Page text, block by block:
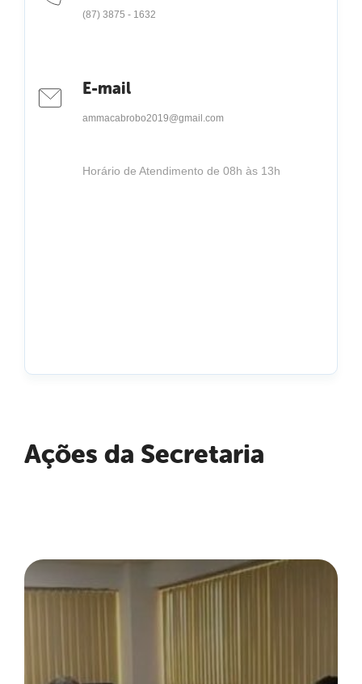
(87) 3875 - 1632
E-mail
ammacabrobo2019@gmail.com
Horário de Atendimento de 08h às 13h
Ações da Secretaria